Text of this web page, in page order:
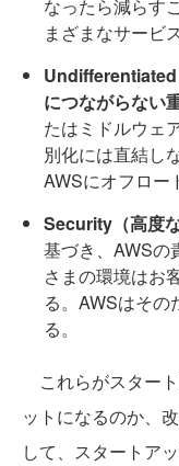
なったら減らす
まざまなサービ
につながらない
たはミドルウェ
別化には直結し
AWSにオフロー
Security（高度
基づき、AWSの
さまの環境はお
る。AWSはその
る。
これらがスター
ットになるのか、
して、スタートア